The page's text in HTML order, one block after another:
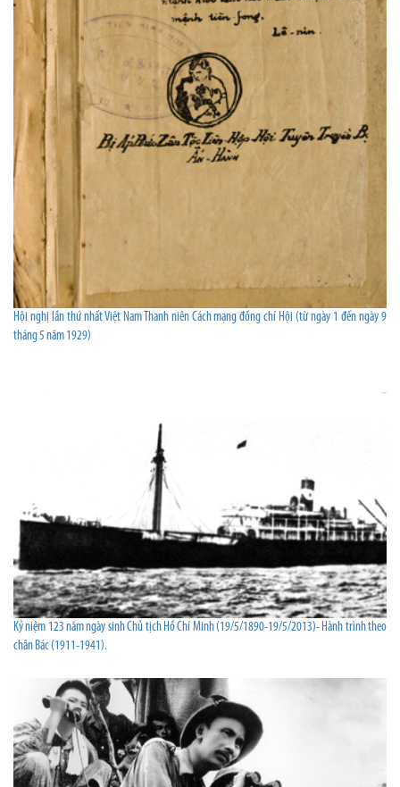
Hội nghị lần thứ nhất Việt Nam Thanh niên Cách mạng đồng chí Hội (từ ngày 1 đến ngày 9
tháng 5 năm 1929)
Kỷ niệm 123 năm ngày sinh Chủ tịch Hồ Chí Minh (19/5/1890-19/5/2013)- Hành trình theo
chân Bác (1911-1941).